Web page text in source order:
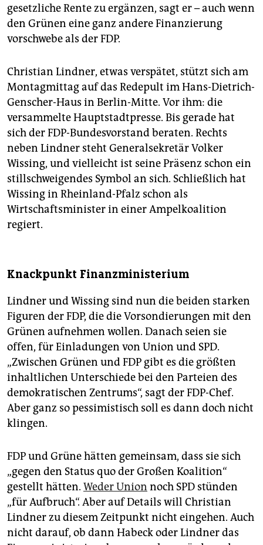
gesetzliche Rente zu ergänzen, sagt er – auch wenn
den Grünen eine ganz andere Finanzierung
vorschwebe als der FDP.
Christian Lindner, etwas verspätet, stützt sich am
Montagmittag auf das Redepult im Hans-Dietrich-
Genscher-Haus in Berlin-Mitte. Vor ihm: die
versammelte Hauptstadtpresse. Bis gerade hat
sich der FDP-Bundesvorstand beraten. Rechts
neben Lindner steht Generalsekretär Volker
Wissing, und vielleicht ist seine Präsenz schon ein
stillschweigendes Symbol an sich. Schließlich hat
Wissing in Rheinland-Pfalz schon als
Wirtschaftsminister in einer Ampelkoalition
regiert.
Knackpunkt Finanzministerium
Lindner und Wissing sind nun die beiden starken
Figuren der FDP, die die Vorsondierungen mit den
Grünen aufnehmen wollen. Danach seien sie
offen, für Einladungen von Union und SPD.
„Zwischen Grünen und FDP gibt es die größten
inhaltlichen Unterschiede bei den Parteien des
demokratischen Zentrums“, sagt der FDP-Chef.
Aber ganz so pessimistisch soll es dann doch nicht
klingen.
FDP und Grüne hätten gemeinsam, dass sie sich
„gegen den Status quo der Großen Koalition“
gestellt hätten. Weder Union noch SPD stünden
„für Aufbruch“. Aber auf Details will Christian
Lindner zu diesem Zeitpunkt nicht eingehen. Auch
nicht darauf, ob dann Habeck oder Lindner das